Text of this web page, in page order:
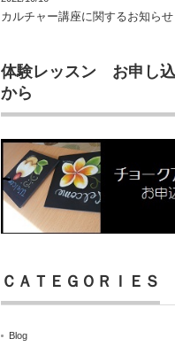
カルチャー講座に関するお知らせ
体験レッスン お申し
から
ＣＡＴＥＧＯＲＩＥＳ
Blog